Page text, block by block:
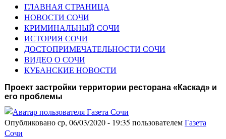
ГЛАВНАЯ СТРАНИЦА
НОВОСТИ СОЧИ
КРИМИНАЛЬНЫЙ СОЧИ
ИСТОРИЯ СОЧИ
ДОСТОПРИМЕЧАТЕЛЬНОСТИ СОЧИ
ВИДЕО О СОЧИ
КУБАНСКИЕ НОВОСТИ
Проект застройки территории ресторана «Каскад» и
его проблемы
Опубликовано ср, 06/03/2020 - 19:35 пользователемГазета
Сочи